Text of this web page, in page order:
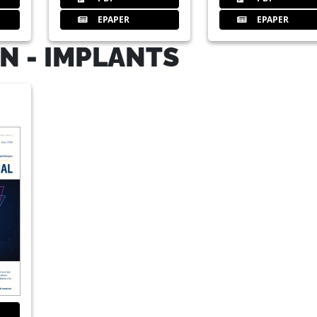
38 2022 international annual
implantology: Where is the
Dr Georg Bach, Germany
EPAPER
EPAPER
- IMPLANTS